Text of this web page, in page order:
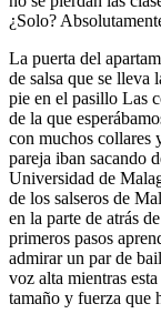
¿Solo?
La puerta del
de salsa que se lleva
pie en el pasillo Las
de la que
con muchos collares
pareja iban sacando
Universidad de
de los salseros de
en la parte de atrás
primeros pasos
admirar un par de
voz alta mientras
tamaño y fuerza que